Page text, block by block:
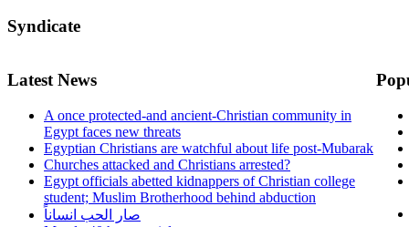
Syndicate
Latest News
A once protected-and ancient-Christian community in
Egypt faces new threats
Egyptian Christians are watchful about life post-Mubarak
Churches attacked and Christians arrested?
Egypt officials abetted kidnappers of Christian college
student; Muslim Brotherhood behind abduction
صار الحب انساناً